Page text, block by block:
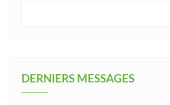
DERNIERS MESSAGES